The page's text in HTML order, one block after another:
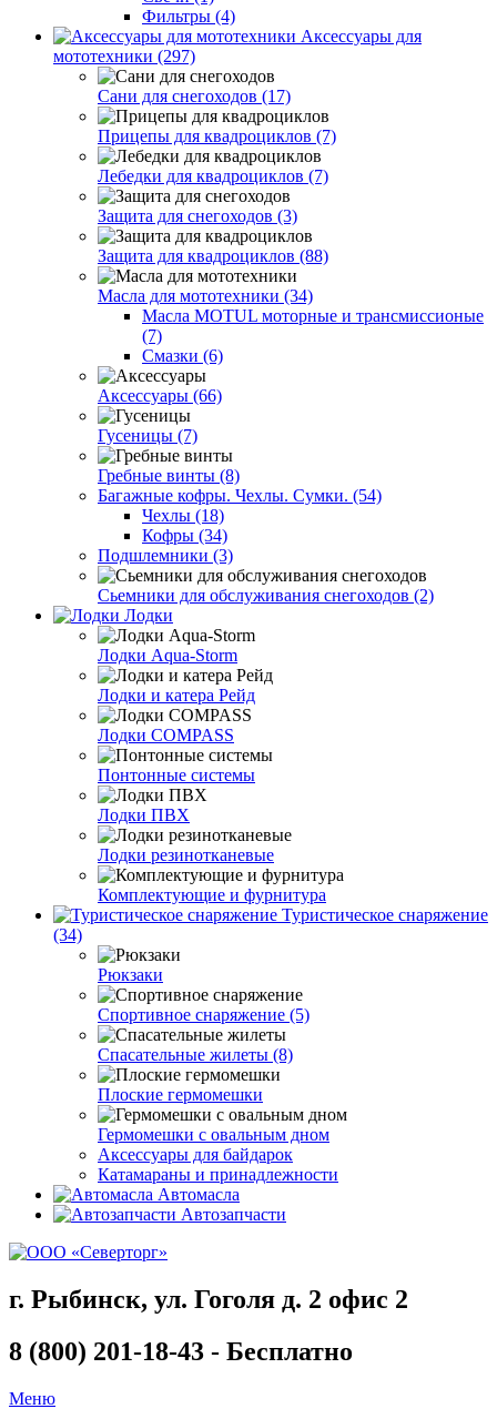
Фильтры (4)
Аксессуары для
мототехники (297)
Сани для снегоходов (17)
Прицепы для квадроциклов (7)
Лебедки для квадроциклов (7)
Защита для снегоходов (3)
Защита для квадроциклов (88)
Масла для мототехники (34)
Масла MOTUL моторные и трансмиссионые
(7)
Смазки (6)
Аксессуары (66)
Гусеницы (7)
Гребные винты (8)
Багажные кофры. Чехлы. Сумки. (54)
Чехлы (18)
Кофры (34)
Подшлемники (3)
Сьемники для обслуживания снегоходов (2)
Лодки
Лодки Aqua-Storm
Лодки и катера Рейд
Лодки COMPASS
Понтонные системы
Лодки ПВХ
Лодки резинотканевые
Комплектующие и фурнитура
Туристическое снаряжение
(34)
Рюкзаки
Спортивное снаряжение (5)
Спасательные жилеты (8)
Плоские гермомешки
Гермомешки с овальным дном
Аксессуары для байдарок
Катамараны и принадлежности
Автомасла
Автозапчасти
г. Рыбинск, ул. Гоголя д. 2 офис 2
8 (800) 201-18-43 - Бесплатно
Меню